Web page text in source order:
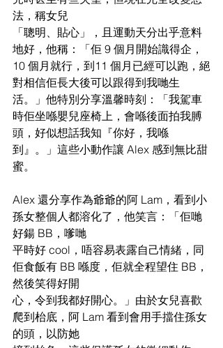
法，稱女兒
「聰明、貼心」，且運動天分出乎意料
地好，他稱：「佢 9 個月開始識得企，
10 個月就行，到11 個月已經可以跑，絕
對相信佢長大後可以跟得到我哋生
活。」他特別分享溫馨時刻：「我駕車
時佢坐喺嬰兒座椅上，會喺後面拍我膊
頭，好似想話我知『你好，我喺
到』。」這些小動作讓 Alex 感到無比甜
蜜。
Alex 還分享作為爺爺的阿 Lam，看到小
孫女整個人都溶化了，他笑言：「佢哋
好鍚 BB，嗲哋
平時好 cool，唔容易表露自己情緒，同
佢食飯有 BB 喺度，佢就全程望住 BB，
然後笑得好開
心，令到我都好開心。」由於女兒喜歡
爬到枱底，阿 Lam 看到會用手擋住孫女
的頭，以防她